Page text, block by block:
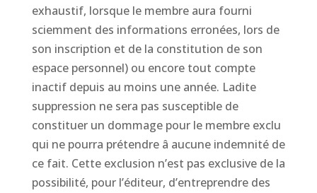
exhaustif, lorsque le membre aura fourni
sciemment des informations erronées, lors de
son inscription et de la constitution de son
espace personnel) ou encore tout compte
inactif depuis au moins une année. Ladite
suppression ne sera pas susceptible de
constituer un dommage pour le membre exclu
qui ne pourra prétendre â aucune indemnité de
ce fait. Cette exclusion n’est pas exclusive de la
possibilité, pour l’éditeur, d’entreprendre des